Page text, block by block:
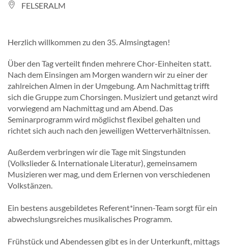
FELSERALM
Herzlich willkommen zu den 35. Almsingtagen!
Über den Tag verteilt finden mehrere Chor-Einheiten statt.
Nach dem Einsingen am Morgen wandern wir zu einer der
zahlreichen Almen in der Umgebung. Am Nachmittag trifft
sich die Gruppe zum Chorsingen. Musiziert und getanzt wird
vorwiegend am Nachmittag und am Abend. Das
Seminarprogramm wird möglichst flexibel gehalten und
richtet sich auch nach den jeweiligen Wetterverhältnissen.
Außerdem verbringen wir die Tage mit Singstunden
(Volkslieder & Internationale Literatur), gemeinsamem
Musizieren wer mag, und dem Erlernen von verschiedenen
Volkstänzen.
Ein bestens ausgebildetes Referent*innen-Team sorgt für ein
abwechslungsreiches musikalisches Programm.
Frühstück und Abendessen gibt es in der Unterkunft, mittags